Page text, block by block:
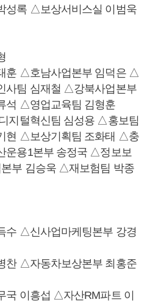
성록 △보상서비스실 이범욱
훈 △호남사업본부 임덕은 △
사팀 심재철 △강북사업본부
석 △영업교육팀 김형훈
지털혁신팀 심성용 △홍보팀
현 △보상기획팀 조화태 △충
운용1본부 송정국 △정보보
부 김승욱 △재보험팀 박종
수 △신사업마케팅본부 강경
찬 △자동차보상본부 최홍준
이흥섭 △자산RM파트 이